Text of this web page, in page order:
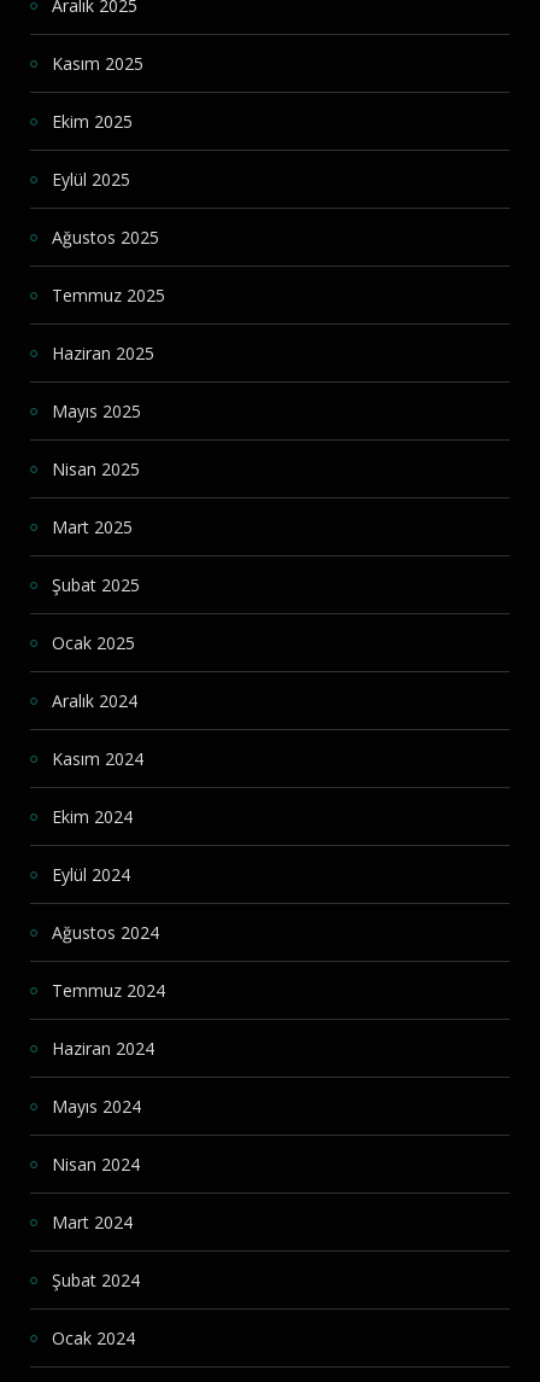
Aralık 2025
Kasım 2025
Ekim 2025
Eylül 2025
Ağustos 2025
Temmuz 2025
Haziran 2025
Mayıs 2025
Nisan 2025
Mart 2025
Şubat 2025
Ocak 2025
Aralık 2024
Kasım 2024
Ekim 2024
Eylül 2024
Ağustos 2024
Temmuz 2024
Haziran 2024
Mayıs 2024
Nisan 2024
Mart 2024
Şubat 2024
Ocak 2024